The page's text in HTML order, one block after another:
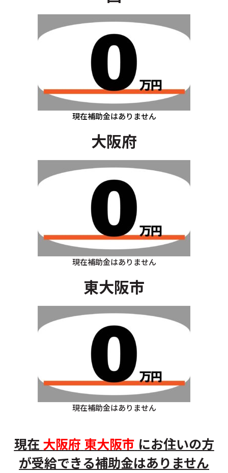
現在補助金はありません
大阪府
現在補助金はありません
東大阪市
現在補助金はありません
現在 大阪府 東大阪市 にお住いの方
が受給できる補助金はありません